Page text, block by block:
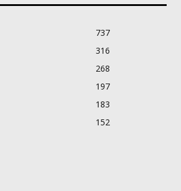
737
316
268
197
183
152